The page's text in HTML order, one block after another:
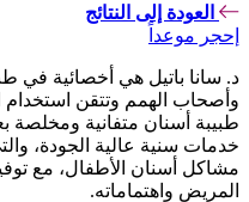
العودة إلى النتائج
إحجر موعداً
د. سانا باتيل هي أخصائية في
وأصحاب الهمم وتتقن استخدام
طبيبة أسنان متفانية ومخلصة
خدمات سنية عالية الجودة،
مشاكل أسنان الأطفال، مع
المريض واهتماماته.